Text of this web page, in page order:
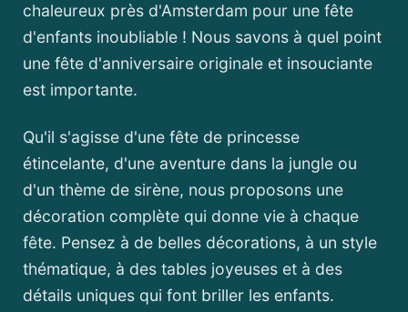
chaleureux près d'Amsterdam pour une fête
d'enfants inoubliable ! Nous savons à quel point
une fête d'anniversaire originale et insouciante
est importante.
Qu'il s'agisse d'une fête de princesse
étincelante, d'une aventure dans la jungle ou
d'un thème de sirène, nous proposons une
décoration complète qui donne vie à chaque
fête. Pensez à de belles décorations, à un style
thématique, à des tables joyeuses et à des
détails uniques qui font briller les enfants.